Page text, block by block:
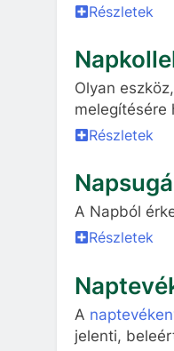
Részletek
Olyan
melegítésére
Részletek
A Napból
Részletek
A
jelenti,